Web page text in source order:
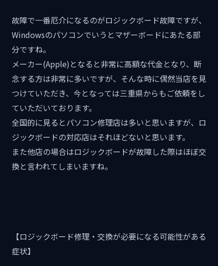
故障で一番厄介になるのがロジックボード故障ですが、
Windowsのパソコンでいうとマザーボードにあたる部
分ですね。
メーカー(Apple)となると非常に高額な代金となり、断
念する方は非常に多いですが、そんな時に偶然当店を見
つけていただき、今となっては三重県からもご依頼をし
ていただいております。
全国的に見るとパソコン修理店は多いと思いますが、ロ
ジックボードの対応店はそれほどないと思います。
また他店の場合はロジックボードが故障した際はほぼ交
換と言われてしまいますね。
【ロジックボード修理・交換が必要になる可能性がある
症状】